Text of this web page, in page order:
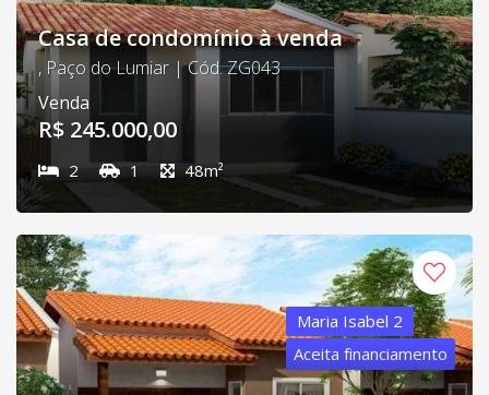
Casa de condomínio à venda
, Paço do Lumiar | Cód. ZG043
Venda
R$ 245.000,00
2 1 48m²
Maria Isabel 2
Aceita financiamento